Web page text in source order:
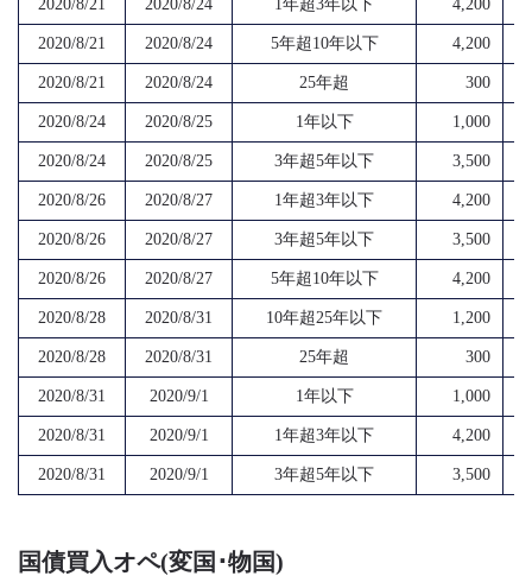
2020/8/21 2020/8/24 1年超3年以下 4,200
2020/8/21 2020/8/24 5年超10年以下 4,200
2020/8/21 2020/8/24 25年超 300
2020/8/24 2020/8/25 1年以下 1,000
2020/8/24 2020/8/25 3年超5年以下 3,500
2020/8/26 2020/8/27 1年超3年以下 4,200
2020/8/26 2020/8/27 3年超5年以下 3,500
2020/8/26 2020/8/27 5年超10年以下 4,200
2020/8/28 2020/8/31 10年超25年以下 1,200
2020/8/28 2020/8/31 25年超 300
2020/8/31 2020/9/1 1年以下 1,000
2020/8/31 2020/9/1 1年超3年以下 4,200
2020/8/31 2020/9/1 3年超5年以下 3,500
国債買入オペ(変国･物国)